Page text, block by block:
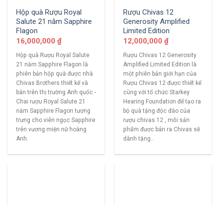
Hộp quà Rượu Royal
Salute 21 năm Sapphire
Flagon
16,000,000 ₫
Hộp quà Rượu Royal Salute
21 năm Sapphire Flagon là
phiên bản hộp quà được nhà
Chivas Brothers thiết kế và
bán trên thị trường Anh quốc -
Chai rượu Royal Salute 21
năm Sapphire Flagon tượng
trưng cho viên ngọc Sapphire
trên vương miện nữ hoàng
Anh.
Rượu Chivas 12
Generosity Amplified
Limited Edition
12,000,000 ₫
Rượu Chivas 12 Generosity
Amplified Limited Edition là
một phiên bản giới hạn của
Rượu Chivas 12 được thiết kế
cùng với tổ chức Starkey
Hearing Foundation để tạo ra
bộ quà tặng độc đáo của
rượu chivas 12 , mỗi sản
phẩm được bán ra Chivas sẽ
dành tặng..